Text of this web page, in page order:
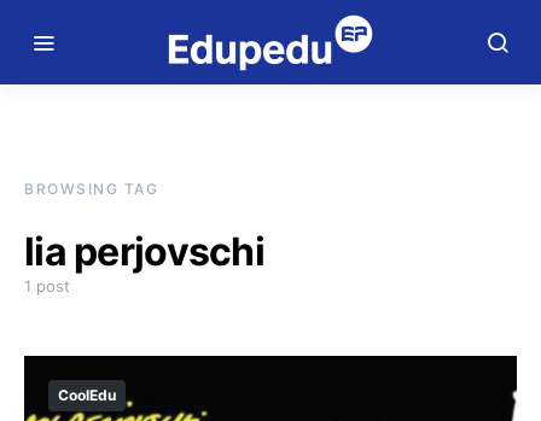
BROWSING TAG
lia perjovschi
1 post
CoolEdu